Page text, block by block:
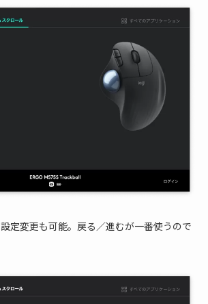
定変更も可能。戻る／進むが一番使うので